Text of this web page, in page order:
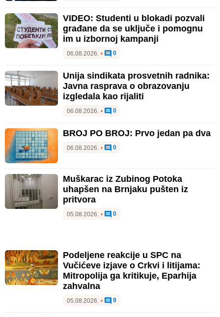
VIDEO: Studenti u blokadi pozvali
građane da se uključe i pomognu
im u izbornoj kampanji
06.08.2026. • 0
Unija sindikata prosvetnih radnika:
Javna rasprava o obrazovanju
izgledala kao rijaliti
06.08.2026. • 0
BROJ PO BROJ: Prvo jedan pa dva
06.08.2026. • 0
Muškarac iz Zubinog Potoka
uhapšen na Brnjaku pušten iz
pritvora
05.08.2026. • 0
Podeljene reakcije u SPC na
Vučićeve izjave o Crkvi i litijama:
Mitropolija ga kritikuje, Eparhija
zahvalna
05.08.2026. • 9